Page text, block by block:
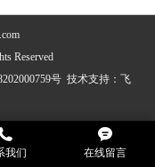
Reserved
号 技术支持： 飞
我们 在线留言